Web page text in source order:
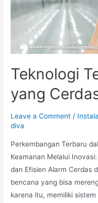
Deteksi
Dini
Kebakaran
Teknologi
yang
Leave a Comment /
diva
Perkembangan Terbaru
Keamanan Melalui
dan Efisien Alarm Cerdas
bencana yang bisa
karena itu, memiliki